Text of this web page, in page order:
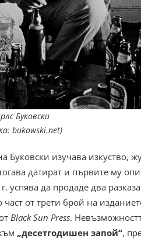
Буковски
bukowski.net)
Буковски изучава изкуство,
датират и първите му
успява да продаде два
част от трети брой на
Black Sun Press.
„десетгодишен запой“,